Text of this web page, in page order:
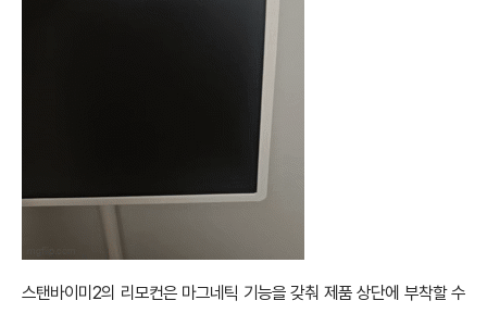
스탠바이미2의 리모컨은 마그네틱 기능을 갖춰 제품 상단에 부착할 수